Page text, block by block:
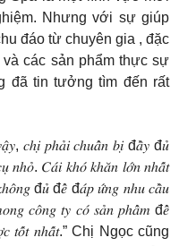
Nhưng với sự giúp
đáo từ chuyên gia , đặc
các sản phẩm thực sự
đã tin tưởng tìm đến rất
𝑐ℎ𝑖̣ 𝑝ℎ𝑎̉𝑖 𝑐ℎ𝑢𝑎̂̉𝑛 𝑏𝑖̣ đ𝑎̂̀𝑦 đ𝑢̉
𝑛ℎ𝑜̉. 𝐶𝑎́𝑖 𝑘ℎ𝑜́ 𝑘ℎ𝑎̆𝑛 𝑙𝑜̛́𝑛 𝑛ℎ𝑎̂́𝑡
đ𝑢̉ đ𝑒̂̉ đ𝑎́𝑝 𝑢̛́𝑛𝑔 𝑛ℎ𝑢 𝑐𝑎̂̀𝑢
𝑐𝑜̂𝑛𝑔 𝑡𝑦 𝑐𝑜́ 𝑠𝑎̉𝑛 𝑝ℎ𝑎̂̉𝑚 đ𝑒̂̉
𝑡𝑜̂́𝑡 𝑛ℎ𝑎̂́𝑡.” Chị Ngọc cũng